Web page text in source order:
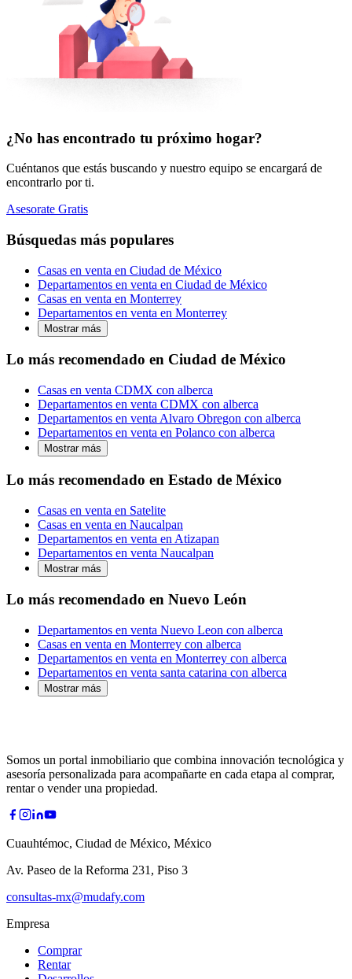
¿No has encontrado tu próximo hogar?
Cuéntanos que estás buscando y nuestro equipo se encargará de
encontrarlo por ti.
Asesorate Gratis
Búsquedas más populares
Casas en venta en Ciudad de México
Departamentos en venta en Ciudad de México
Casas en venta en Monterrey
Departamentos en venta en Monterrey
Mostrar más
Lo más recomendado en Ciudad de México
Casas en venta CDMX con alberca
Departamentos en venta CDMX con alberca
Departamentos en venta Alvaro Obregon con alberca
Departamentos en venta en Polanco con alberca
Mostrar más
Lo más recomendado en Estado de México
Casas en venta en Satelite
Casas en venta en Naucalpan
Departamentos en venta en Atizapan
Departamentos en venta Naucalpan
Mostrar más
Lo más recomendado en Nuevo León
Departamentos en venta Nuevo Leon con alberca
Casas en venta en Monterrey con alberca
Departamentos en venta en Monterrey con alberca
Departamentos en venta santa catarina con alberca
Mostrar más
Somos un portal inmobiliario que combina innovación tecnológica y
asesoría personalizada para acompañarte en cada etapa al comprar,
rentar o vender una propiedad.
Cuauhtémoc, Ciudad de México, México
Av. Paseo de la Reforma 231, Piso 3
consultas-mx@mudafy.com
Empresa
Comprar
Rentar